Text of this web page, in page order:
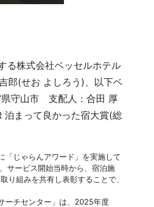
る株式会社ベッセルホテル
郎(せお よしろう)、以下ベ
県守山市 支配人：合田 厚
まって良かった宿大賞(総
「じゃらんアワード」を実施して
サービス開始当時から、宿泊施
り組みを共有し表彰することで、
ーチセンター」は、2025年度